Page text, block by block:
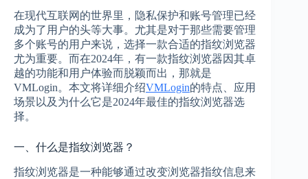
在现代互联网的世界里，隐私保护和账号管理已经
成为了用户的头等大事。尤其是对于那些需要管理
多个账号的用户来说，选择一款合适的指纹浏览器
尤为重要。而在2024年，有一款指纹浏览器因其卓
越的功能和用户体验而脱颖而出，那就是
VMLogin。本文将详细介绍VMLogin的特点、应用
场景以及为什么它是2024年最佳的指纹浏览器选
择。
一、什么是指纹浏览器？
指纹浏览器是一种能够通过改变浏览器指纹信息来